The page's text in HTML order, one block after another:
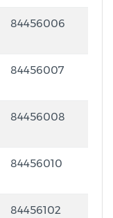
84456006
84456007
84456008
84456010
84456102